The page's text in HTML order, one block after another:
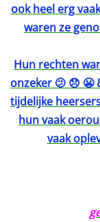
ook heel erg
waren ze
Hun rechten
onzeker 🫤 😞 😬
tijdelijke
hun vaak
vaak